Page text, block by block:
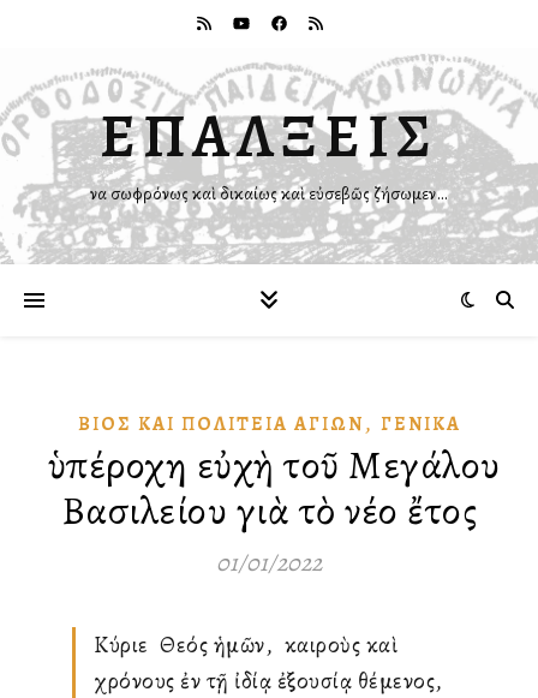
ΕΠΑΛΞΕΙΣ
Ἵνα σωφρόνως καὶ δικαίως καὶ εὐσεβῶς ζήσωμεν…
ΒΊΟΣ ΚΑῚ ΠΟΛΙΤΕΊΑ ἉΓΊΩΝ, ΓΕΝΙΚΆ
Ἡ ὑπέροχη εὐχὴ τοῦ Μεγάλου
Βασιλείου γιὰ τὸ νέο ἔτος
01/01/2022
Κύριε ὁ Θεός ἡμῶν, ὁ καιροὺς καὶ
χρόνους ἐν τῇ ἰδίᾳ ἐξουσίᾳ θέμενος, ὁ